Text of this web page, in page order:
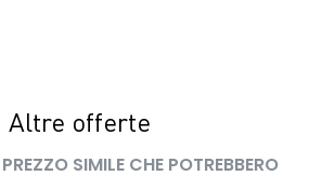
Altre offerte
SIMILE CHE POTREBBERO